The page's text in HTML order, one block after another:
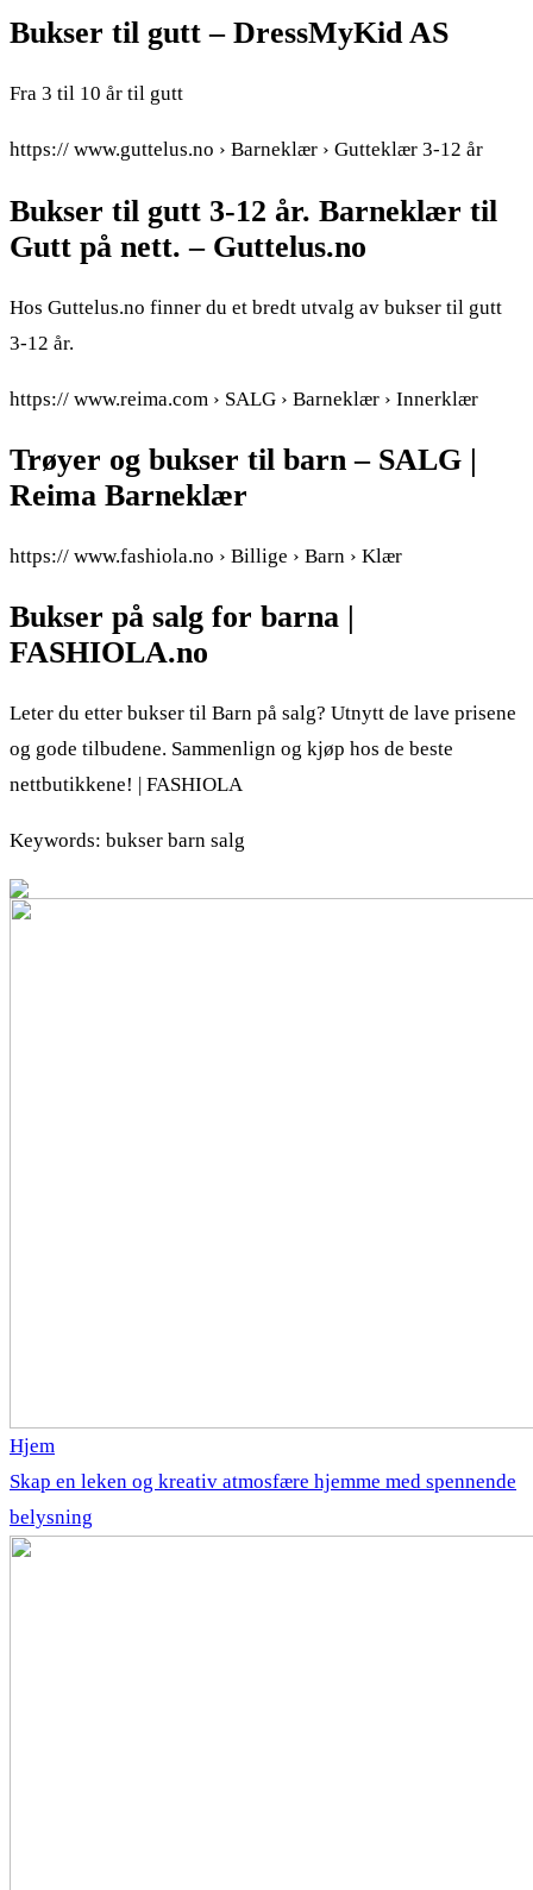
Bukser til gutt – DressMyKid AS
Fra 3 til 10 år til gutt
https:// www.guttelus.no › Barneklær › Gutteklær 3-12 år
Bukser til gutt 3-12 år. Barneklær til
Gutt på nett. – Guttelus.no
Hos Guttelus.no finner du et bredt utvalg av bukser til gutt
3-12 år.
https:// www.reima.com › SALG › Barneklær › Innerklær
Trøyer og bukser til barn – SALG |
Reima Barneklær
https:// www.fashiola.no › Billige › Barn › Klær
Bukser på salg for barna |
FASHIOLA.no
Leter du etter bukser til Barn på salg? Utnytt de lave prisene
og gode tilbudene. Sammenlign og kjøp hos de beste
nettbutikkene! | FASHIOLA
Keywords: bukser barn salg
Hjem
Skap en leken og kreativ atmosfære hjemme med spennende
belysning